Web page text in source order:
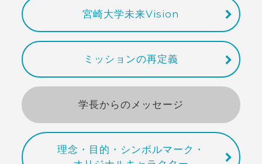
宮崎大学未来Vision
ミッションの再定義
学長からのメッセージ
理念・目的・シンボルマーク・